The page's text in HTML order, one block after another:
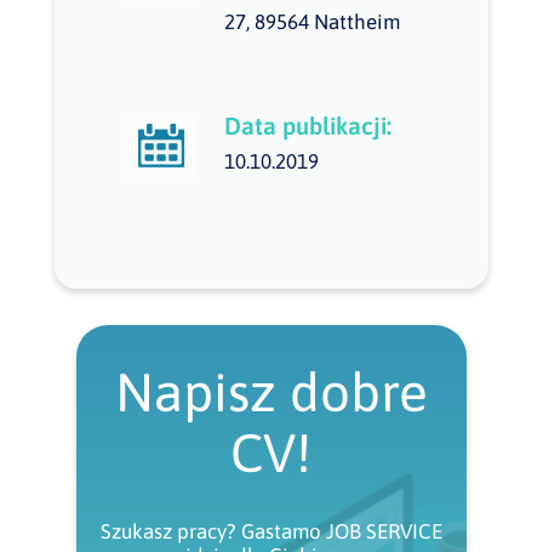
27, 89564 Nattheim
Data publikacji:
10.10.2019
Napisz dobre
CV!
Szukasz pracy? Gastamo JOB SERVICE